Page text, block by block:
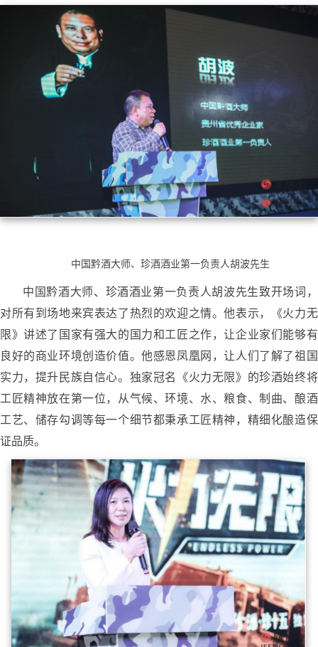
中国黔酒大师、珍酒酒业第一负责人胡波先生
中国黔酒大师、珍酒酒业第一负责人胡波先生致开场词，
对所有到场地来宾表达了热烈的欢迎之情。他表示，《火力无
限》讲述了国家有强大的国力和工匠之作，让企业家们能够有
良好的商业环境创造价值。他感恩凤凰网，让人们了解了祖国
实力，提升民族自信心。独家冠名《火力无限》的珍酒始终将
工匠精神放在第一位，从气候、环境、水、粮食、制曲、酿酒
工艺、储存勾调等每一个细节都秉承工匠精神，精细化酿造保
证品质。